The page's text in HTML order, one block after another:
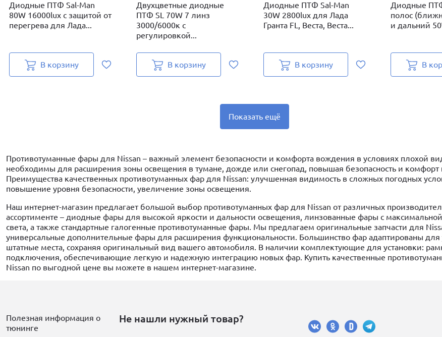
Диодные ПТФ Sal-Man
80W 16000lux с защитой от
перегрева для Лада...
В корзину
Двухцветные диодные
ПТФ SL 70W 7 линз
3000/6000к с
регулировкой...
В корзину
Диодные ПТФ Sal-Man
30W 2800lux для Лада
Гранта FL, Веста, Веста...
В корзину
Диодные
полос
и дальний
В
Показать ещё
Противотуманные фары для Nissan – важный элемент безопасности и комфорта вождения в условиях плохой
необходимы для расширения зоны освещения в тумане, дожде или снегопад, повышая безопасность и комфорт
Преимущества качественных противотуманных фар для Nissan: улучшенная видимость в сложных погодных
повышение уровня безопасности, увеличение зоны освещения.
Наш интернет-магазин предлагает большой выбор противотуманных фар для Nissan от различных
ассортименте – диодные фары для высокой яркости и дальности освещения, линзованные фары с
света, а также стандартные галогенные противотуманные фары. Мы предлагаем оригинальные запчасти для
универсальные дополнительные фары для расширения функциональности. Большинство фар адаптированы для
штатные места, сохраняя оригинальный вид вашего автомобиля. В наличии комплектующие для установки:
подключения, обеспечивающие легкую и надежную интеграцию новых фар. Купить качественные
Nissan по выгодной цене вы можете в нашем интернет-магазине.
Полезная информация о
тюнинге
Не нашли нужный товар?